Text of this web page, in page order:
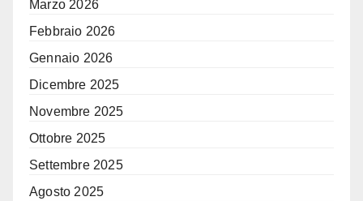
Marzo 2026
Febbraio 2026
Gennaio 2026
Dicembre 2025
Novembre 2025
Ottobre 2025
Settembre 2025
Agosto 2025